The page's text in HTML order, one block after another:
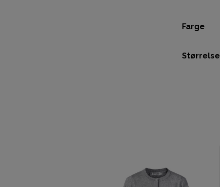
Farge
Størrelse